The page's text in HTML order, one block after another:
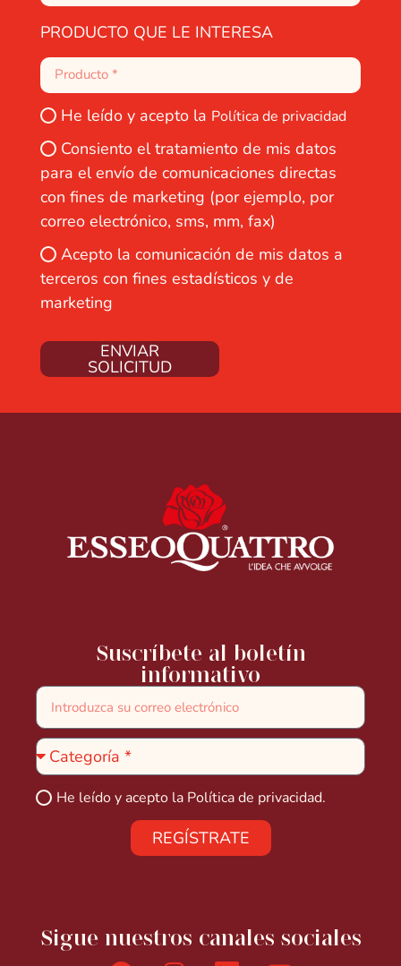
PRODUCTO QUE LE INTERESA
He leído y acepto la Política de privacidad
Consiento el tratamiento de mis datos
para el envío de comunicaciones directas
con fines de marketing (por ejemplo, por
correo electrónico, sms, mm, fax)
Acepto la comunicación de mis datos a
terceros con fines estadísticos y de
marketing
ENVIAR
SOLICITUD
Suscríbete al boletín
informativo
He leído y acepto la Política de privacidad.
REGÍSTRATE
Sigue nuestros canales sociales